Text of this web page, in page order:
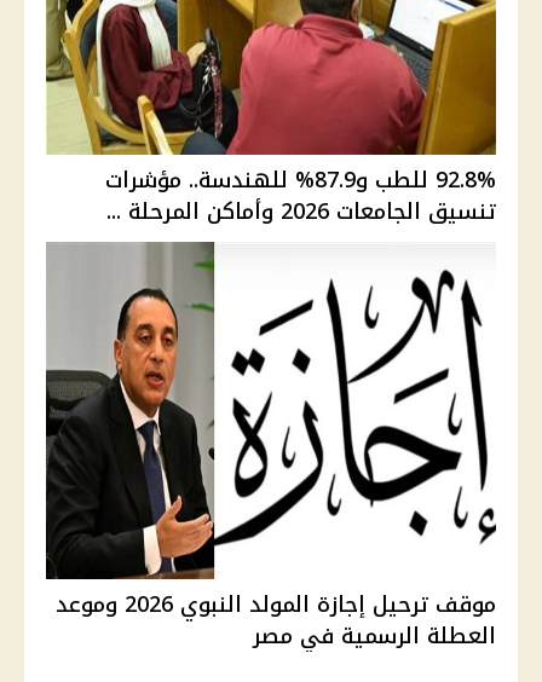
92.8% للطب و87.9% للهندسة.. مؤشرات
تنسيق الجامعات 2026 وأماكن المرحلة ...
موقف ترحيل إجازة المولد النبوي 2026 وموعد
العطلة الرسمية في مصر